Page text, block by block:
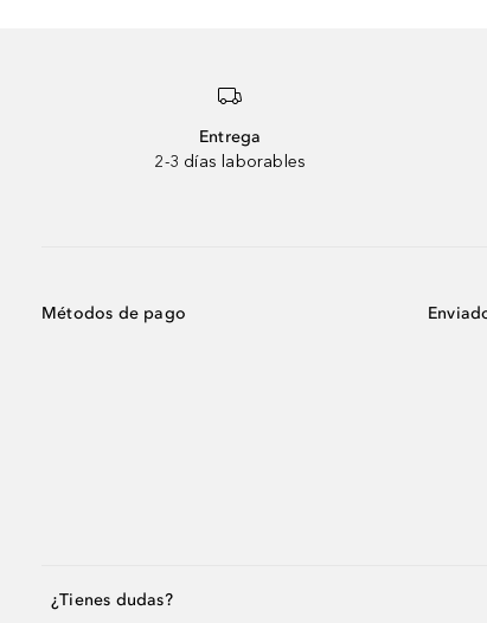
Entrega
2-3 días laborables
Métodos de pago
¿Tienes dudas?